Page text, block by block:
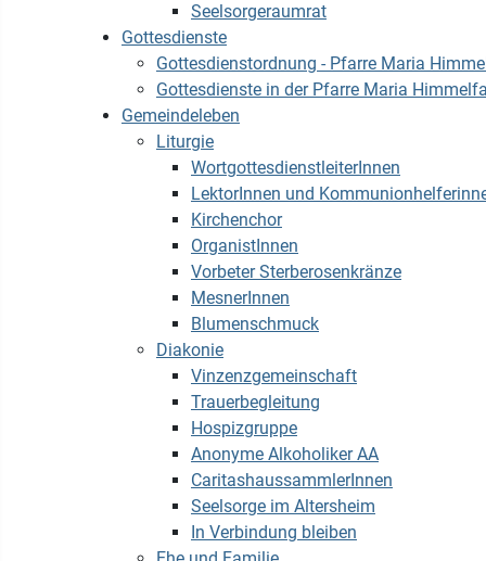
Seelsorgeraumrat
Gottesdienste
Gottesdienstordnung - Pfarre Maria
Gottesdienste in der Pfarre Maria
Gemeindeleben
Liturgie
WortgottesdienstleiterInnen
LektorInnen und
Kirchenchor
OrganistInnen
Vorbeter Sterberosenkränze
MesnerInnen
Blumenschmuck
Diakonie
Vinzenzgemeinschaft
Trauerbegleitung
Hospizgruppe
Anonyme Alkoholiker AA
CaritashaussammlerInnen
Seelsorge im Altersheim
In Verbindung bleiben